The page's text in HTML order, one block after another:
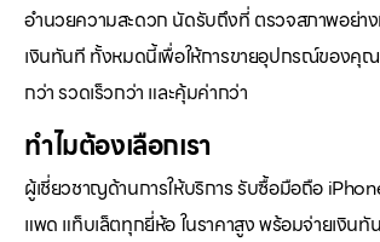
อำนวยความสะดวก นัดรับถึงที่ ตรวจสภาพอย่า
เงินทันที ทั้งหมดนี้เพื่อให้การขายอุปกรณ์ของคุณ
กว่า รวดเร็วกว่า และคุ้มค่ากว่า
ทำไมต้องเลือกเรา
ผู้เชี่ยวชาญด้านการให้บริการ รับซื้อมือถือ
แพด แท็บเล็ตทุกยี่ห้อ ในราคาสูง พร้อมจ่ายเงินทั